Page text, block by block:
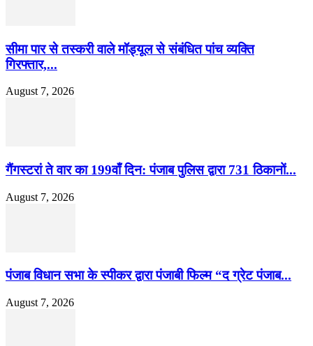
सीमा पार से तस्करी वाले मॉड्यूल से संबंधित पांच व्यक्ति
गिरफ्तार,...
August 7, 2026
गैंगस्टरां ते वार का 199वाँ दिन: पंजाब पुलिस द्वारा 731 ठिकानों...
August 7, 2026
पंजाब विधान सभा के स्पीकर द्वारा पंजाबी फिल्म “द ग्रेट पंजाब...
August 7, 2026